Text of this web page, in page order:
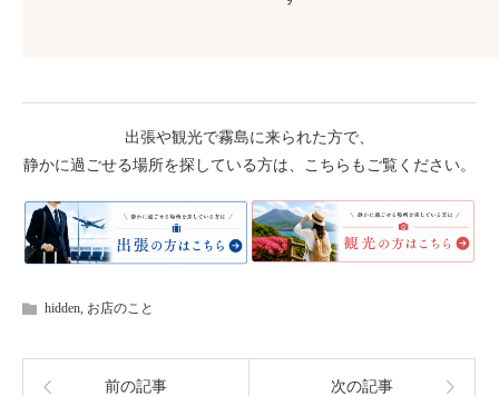
出張や観光で霧島に来られた方で、
静かに過ごせる場所を探している方は、こちらもご覧ください。
hidden お店のこと
前の記事 次の記事